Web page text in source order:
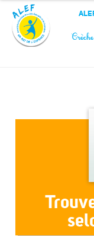
Panneau de gestion des